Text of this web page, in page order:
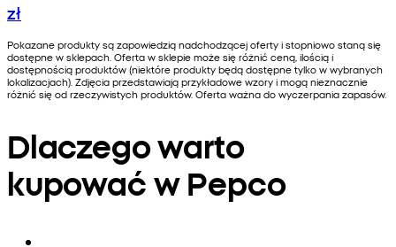
zł
Pokazane produkty są zapowiedzią nadchodzącej oferty i stopniowo staną się
dostępne w sklepach. Oferta w sklepie może się różnić ceną, ilością i
dostępnością produktów (niektóre produkty będą dostępne tylko w wybranych
lokalizacjach). Zdjęcia przedstawiają przykładowe wzory i mogą nieznacznie
różnić się od rzeczywistych produktów. Oferta ważna do wyczerpania zapasów.
Dlaczego warto
kupować w Pepco